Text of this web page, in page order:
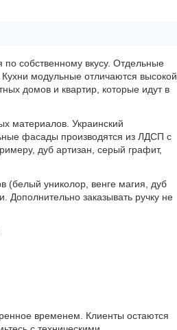
по собственному вкусу. Отдельные
модульные отличаются высокой
домов и квартир, которые идут в
материалов. Украинский
фасады производятся из ЛДСП с
дуб артизан, серый графит,
(белый униколор, венге магия, дуб
заказывать ручку не
временем. Клиенты остаются